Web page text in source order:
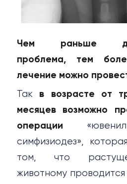
Чем раньше
проблема, тем
лечение можно
Так в возрасте от
месяцев возможно
операции
симфизиодез»,
том, что
животному проводится